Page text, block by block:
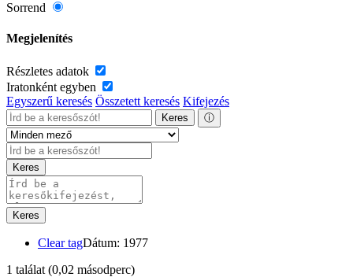
Sorrend
Megjelenítés
Részletes adatok
Iratonként egyben
Egyszerű keresés Összetett keresés Kifejezés
Keres ⓘ
Keres
Keres
Clear tagDátum: 1977
1 találat (0,02 másodperc)